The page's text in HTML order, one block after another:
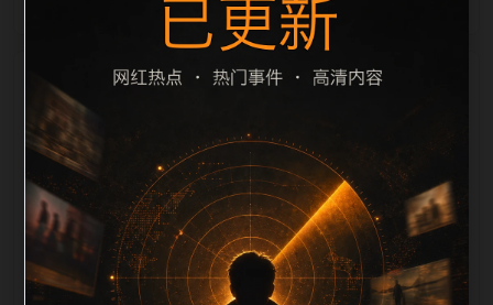
栏目内容归集
scription 长度检查。栏目内容按每日少量新增的方式持
续扩展，每篇保留相关问题、站内推荐和清晰的层级路
径，减少用户反复返回搜索页。第40篇作为本栏目的初
始建设内容，主要用于补齐栏目深度、稳定内链结构，
并为后续专题聚合提供可点击入口。如果后续发现页面
缺图、标题过短、描述为空或正文不足，将进入每日